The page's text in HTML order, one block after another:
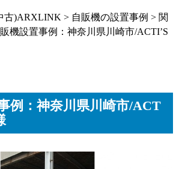
古)ARXLINK > 自販機の設置事例 > 関
機設置事例：神奈川県川崎市/ACTI’S
例：神奈川県川崎市/ACT